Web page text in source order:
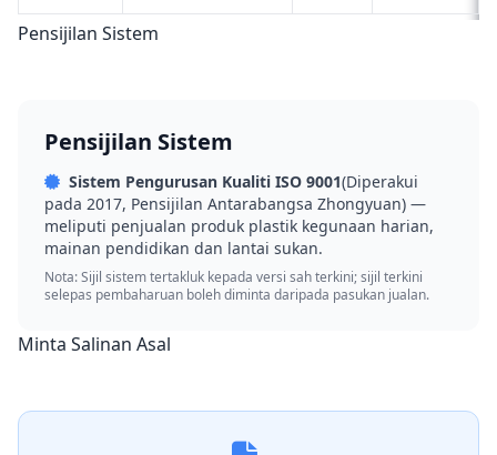
Pensijilan Sistem
Pensijilan Sistem
Sistem Pengurusan Kualiti ISO 9001(Diperakui
pada 2017, Pensijilan Antarabangsa Zhongyuan) —
meliputi penjualan produk plastik kegunaan harian,
mainan pendidikan dan lantai sukan.
Nota: Sijil sistem tertakluk kepada versi sah terkini; sijil terkini
selepas pembaharuan boleh diminta daripada pasukan jualan.
Minta Salinan Asal